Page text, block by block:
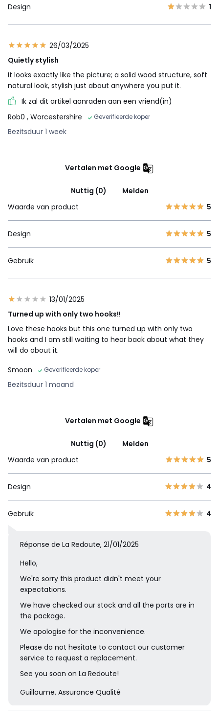
Design 1
26/03/2025
Quietly stylish
It looks exactly like the picture; a solid wood structure, soft
natural look, stylish just about anywhere you put it.
Ik zal dit artikel aanraden aan een vriend(in)
Rob0 , Worcestershire Geverifieerde koper
Bezitsduur 1 week
Vertalen met Google
Nuttig (0)
Melden
Waarde van product
5
Design 5
Gebruik 5
13/01/2025
Turned up with only two hooks!!
Love these hooks but this one turned up with only two
hooks and I am still waiting to hear back about what they
will do about it.
Smoon
Geverifieerde koper
Bezitsduur 1 maand
Vertalen met Google
Nuttig (0)
Melden
Waarde van product
5
Design 4
Gebruik 4
Réponse de La Redoute, 21/01/2025
Hello,
We're sorry this product didn't meet your
expectations.
We have checked our stock and all the parts are in
the package.
We apologise for the inconvenience.
Please do not hesitate to contact our customer
service to request a replacement.
See you soon on La Redoute!
Guillaume, Assurance Qualité